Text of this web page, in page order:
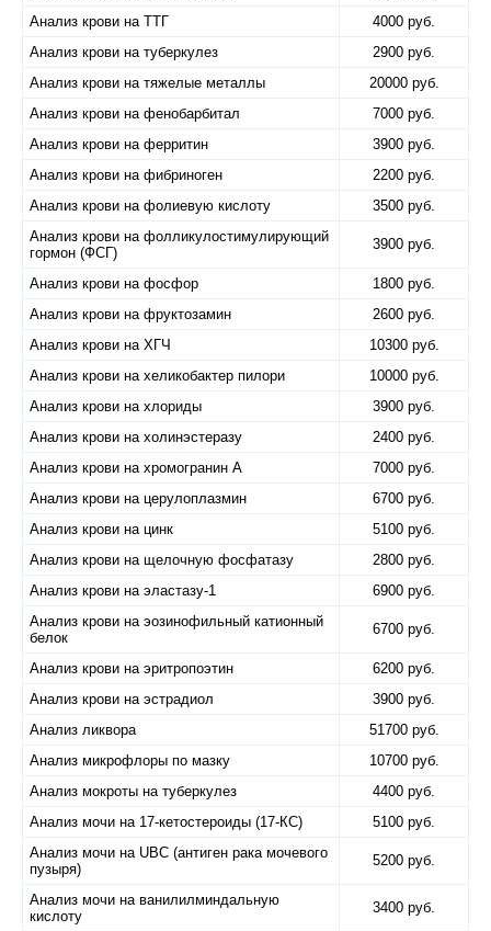
Анализ крови на ТТГ
4000 руб.
Анализ крови на туберкулез
2900 руб.
Анализ крови на тяжелые металлы
20000 руб.
Анализ крови на фенобарбитал
7000 руб.
Анализ крови на ферритин
3900 руб.
Анализ крови на фибриноген
2200 руб.
Анализ крови на фолиевую кислоту
3500 руб.
Анализ крови на фолликулостимулирующий
гормон (ФСГ)
3900 руб.
Анализ крови на фосфор
1800 руб.
Анализ крови на фруктозамин
2600 руб.
Анализ крови на ХГЧ
10300 руб.
Анализ крови на хеликобактер пилори
10000 руб.
Анализ крови на хлориды
3900 руб.
Анализ крови на холинэстеразу
2400 руб.
Анализ крови на хромогранин А
7000 руб.
Анализ крови на церулоплазмин
6700 руб.
Анализ крови на цинк
5100 руб.
Анализ крови на щелочную фосфатазу
2800 руб.
Анализ крови на эластазу-1
6900 руб.
Анализ крови на эозинофильный катионный
белок
6700 руб.
Анализ крови на эритропоэтин
6200 руб.
Анализ крови на эстрадиол
3900 руб.
Анализ ликвора
51700 руб.
Анализ микрофлоры по мазку
10700 руб.
Анализ мокроты на туберкулез
4400 руб.
Анализ мочи на 17-кетостероиды (17-КС)
5100 руб.
Анализ мочи на UBC (антиген рака мочевого
пузыря)
5200 руб.
Анализ мочи на ванилилминдальную
кислоту
3400 руб.